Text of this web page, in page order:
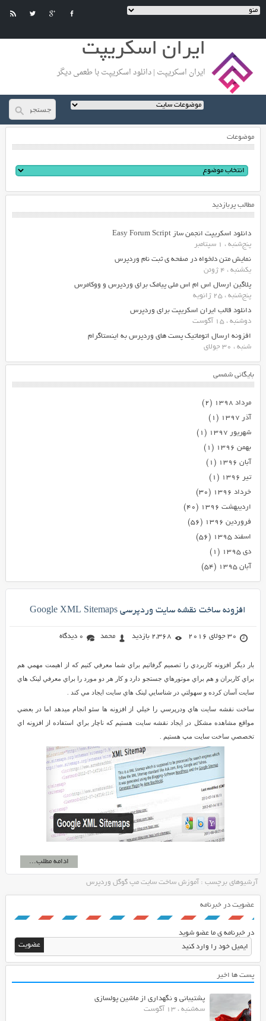
ایران اسکریپت
ایران اسکریپت | دانلود اسکریپت با طعمی دیگر
موضوعات
مطالب پربازدید
دانلود اسکریپت انجمن ساز Easy Forum Script
پنج‌شنبه ، 1 سپتامبر
نمایش متن دلخواه در صفحه ی ثبت نام وردپرس
یکشنبه ، 4 ژوئن
پلاگین ارسال اس ام اس ملی پیامک برای وردپرس و ووکامرس
پنج‌شنبه ، 25 ژانویه
دانلود قالب ایران اسکریپت برای وردپرس
دوشنبه ، 15 آگوست
افزونه ارسال اتوماتیک پست های وردپرس به اینستاگرام
شنبه ، 30 جولای
بایگانی شمسی
مرداد ۱۳۹۸
(۲)
آذر ۱۳۹۷
(۱)
شهریور ۱۳۹۷
(۱)
بهمن ۱۳۹۶
(۱)
آبان ۱۳۹۶
(۱)
تیر ۱۳۹۶
(۱)
خرداد ۱۳۹۶
(۳۰)
اردیبهشت ۱۳۹۶
(۴۰)
فروردین ۱۳۹۶
(۵۶)
اسفند ۱۳۹۵
(۵۶)
دی ۱۳۹۵
(۱)
آبان ۱۳۹۵
(۵۴)
افزونه ساخت نقشه سایت وردپرسی Google XML Sitemaps
30 جولای 2016 2,368 بازدید محمد 0 دیدگاه
بار ديگر افزونه کاربردي را تصميم گرفاتيم براي شما معرفي کنيم که از اهيمت مهمي هم
براي کاربران و هم براي موتورهاي جستجو دارد و کار هر دو مورد را براي معرفي لينک هاي
سايت آسان کرده و سهولتي در شناسايي لينک هاي سايت ايجاد مي کند .
ساخت نقشه سايت هاي ودرپرسي را خيلي از افزونه ها سئو انجام ميدهد اما در بعضي
مواقع مشاهده مشکل در ايجاد نقشه سايت هستيم که ناچار براي استفاده از افزونه اي
تخصصي ساخت سايت مپ هستيم .
ادامه مطلب...
آرشیوهای برچسب : آموزش ساخت سایت مپ گوگل وردپرس
عضویت در خبرنامه
در خبرنامه ی ما عضو شوید
پست ها اخیر
پشتیبانی و نگهداری از ماشین پولسازی
سه‌شنبه ، 13 آگوست